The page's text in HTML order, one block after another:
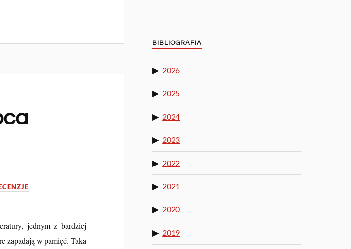
jednym z bardziej
zapadają w pamięć. Taka
BIBLIOGRAFIA
2026
2025
2024
2023
2022
2021
2020
2019